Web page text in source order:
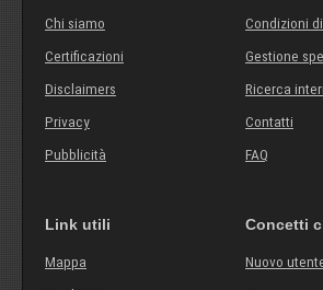
Chi siamo
Certificazioni
Disclaimers
Privacy
Pubblicità
Condizioni
Gestione
Ricerca
Contatti
FAQ
Link utili
Mappa
Concetti
Nuovo